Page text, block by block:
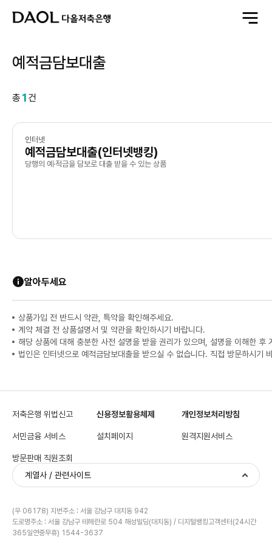
전
체
예적금담보대출
총 1 건
인터넷
예적금담보대출(인터넷뱅킹)
당행의 예·적금을 담보로 대출 받을 수 있는 상품
알아두세요
상품가입 전 반드시 약관, 특약을 확인해주세요.
계약 체결 전 상품설명서 및 약관을 확인하시기 바랍니다.
해당 상품에 대해 충분한 사전 설명을 받을 권리가 있으며, 설명을 이해한 후
법인은 인터넷으로 예적금담보대출을 받으실 수 없습니다. 직접 방문하시기
저축은행 위법신고 신용정보활용체제 개인정보처리방침
서민금융 서비스 설치페이지 원격지원서비스
방문판매 직원조회
계열사 / 관련사이트
(우 06178) 지번주소 : 서울 강남구 대치동 942
도로명주소 : 서울 강남구 테헤란로 504 해성빌딩(대치동) / 디지털뱅킹고객센터(24시간
365일연중무휴) 1544-3637